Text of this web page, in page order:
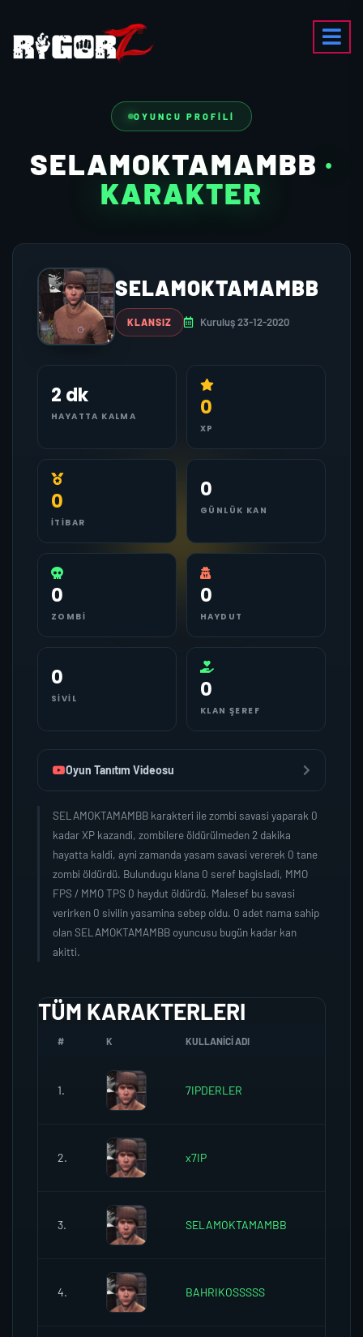
OYUNCU PROFILI
SELAMOKTAMAMBB ·
KARAKTER
SELAMOKTAMAMBB
KLANSIZ Kuruluş 23-12-2020
2 dk
HAYATTA KALMA 0
XP
0
İTIBAR
0
GÜNLÜK KAN
0
ZOMBI
0
HAYDUT
0
SIVIL 0
KLAN ŞEREF
Oyun Tanıtım Videosu
SELAMOKTAMAMBB karakteri ile zombi savasi yaparak 0
kadar XP kazandi, zombilere öldürülmeden 2 dakika
hayatta kaldi, ayni zamanda yasam savasi vererek 0 tane
zombi öldürdü. Bulundugu klana 0 seref bagisladi, MMO
FPS / MMO TPS 0 haydut öldürdü. Malesef bu savasi
verirken 0 sivilin yasamina sebep oldu. 0 adet nama sahip
olan SELAMOKTAMAMBB oyuncusu bugün kadar kan
akitti.
TÜM KARAKTERLERI
# K KULLANICI ADI
1. 7IPDERLER
2. x7IP
3. SELAMOKTAMAMBB
4. BAHRIKOSSSSS